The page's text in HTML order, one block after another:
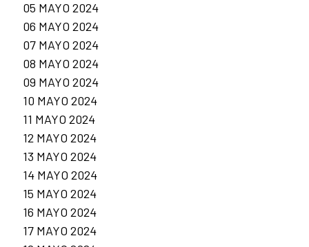
05 MAYO 2024
06 MAYO 2024
07 MAYO 2024
08 MAYO 2024
09 MAYO 2024
10 MAYO 2024
11 MAYO 2024
12 MAYO 2024
13 MAYO 2024
14 MAYO 2024
15 MAYO 2024
16 MAYO 2024
17 MAYO 2024